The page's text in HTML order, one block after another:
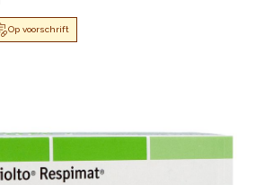
Op voorschrift